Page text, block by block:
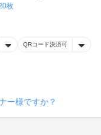
枚
QRコード決済可
ー様ですか？